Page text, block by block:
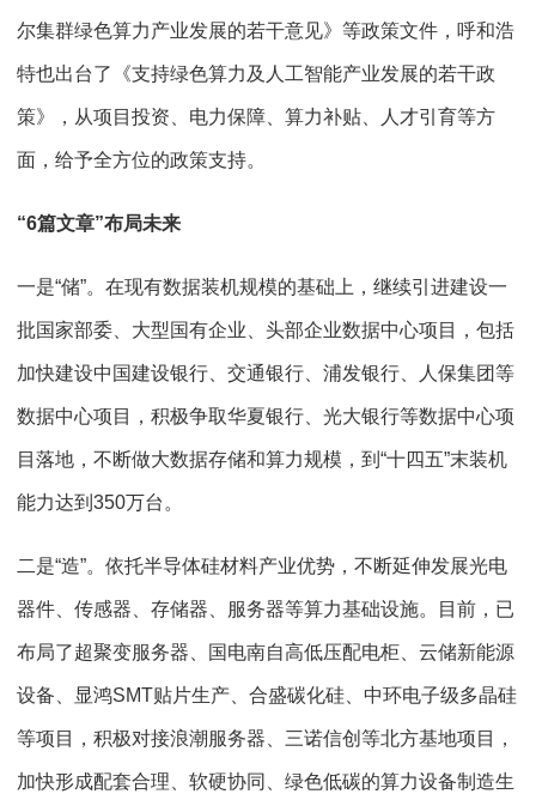
尔集群绿色算力产业发展的若干意见》等政策文件，呼和浩
特也出台了《支持绿色算力及人工智能产业发展的若干政
策》，从项目投资、电力保障、算力补贴、人才引育等方
面，给予全方位的政策支持。
“6篇文章”布局未来
一是“储”。在现有数据装机规模的基础上，继续引进建设一
批国家部委、大型国有企业、头部企业数据中心项目，包括
加快建设中国建设银行、交通银行、浦发银行、人保集团等
数据中心项目，积极争取华夏银行、光大银行等数据中心项
目落地，不断做大数据存储和算力规模，到“十四五”末装机
能力达到350万台。
二是“造”。依托半导体硅材料产业优势，不断延伸发展光电
器件、传感器、存储器、服务器等算力基础设施。目前，已
布局了超聚变服务器、国电南自高低压配电柜、云储新能源
设备、显鸿SMT贴片生产、合盛碳化硅、中环电子级多晶硅
等项目，积极对接浪潮服务器、三诺信创等北方基地项目，
加快形成配套合理、软硬协同、绿色低碳的算力设备制造生